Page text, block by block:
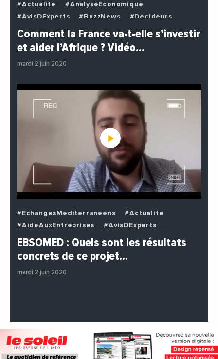
#Actualite
#AnalyseEconomique
#AvisDExperts
#BuzzNews
#Decideurs
#EchangesMediterraneens
#Economie
#Politique
Comment la France va-t-elle s’investir
et aider l’Afrique ? Vidéo…
mardi 2 juin 2020
#EchangesMediterraneens
#Actualite
#AideAuxEntreprises
#AvisDExperts
#BuzzNews
#Decideurs
#Entreprises
#Institutions
EBSOMED : Quels sont les résultats
concrets de ce projet…
mardi 2 juin 2020